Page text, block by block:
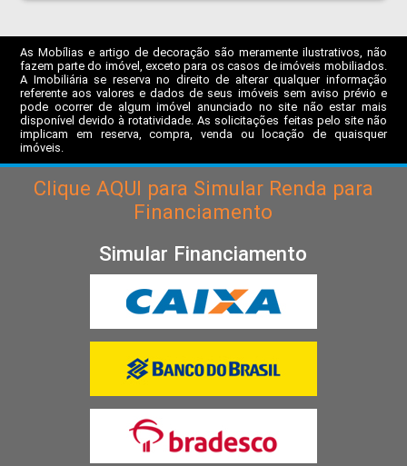
As Mobílias e artigo de decoração são meramente ilustrativos, não
fazem parte do imóvel, exceto para os casos de imóveis mobiliados.
A Imobiliária se reserva no direito de alterar qualquer informação
referente aos valores e dados de seus imóveis sem aviso prévio e
pode ocorrer de algum imóvel anunciado no site não estar mais
disponível devido à rotatividade. As solicitações feitas pelo site não
implicam em reserva, compra, venda ou locação de quaisquer
imóveis.
Clique AQUI para Simular Renda para
Financiamento
Simular Financiamento